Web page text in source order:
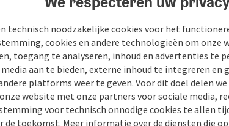
Je bericht aan
technisch noodzakelijke cookies voor het
cookies en andere technologieën om onze
toegang te analyseren, inhoud en advertenties te
aan te bieden, externe inhoud te integreren en
platforms weer te geven. Voor dit doel delen
website met onze partners voor sociale media,
voor technisch onnodige cookies te allen
de toekomst. Meer informatie over de diensten die